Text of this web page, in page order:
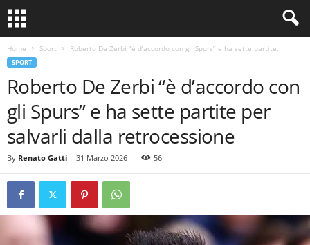
Home Sport Roberto De Zerbi “è d’accordo con gli Spurs” e ha sette partite...
SPORT
Roberto De Zerbi “è d’accordo con
gli Spurs” e ha sette partite per
salvarli dalla retrocessione
By Renato Gatti - 31 Marzo 2026 56